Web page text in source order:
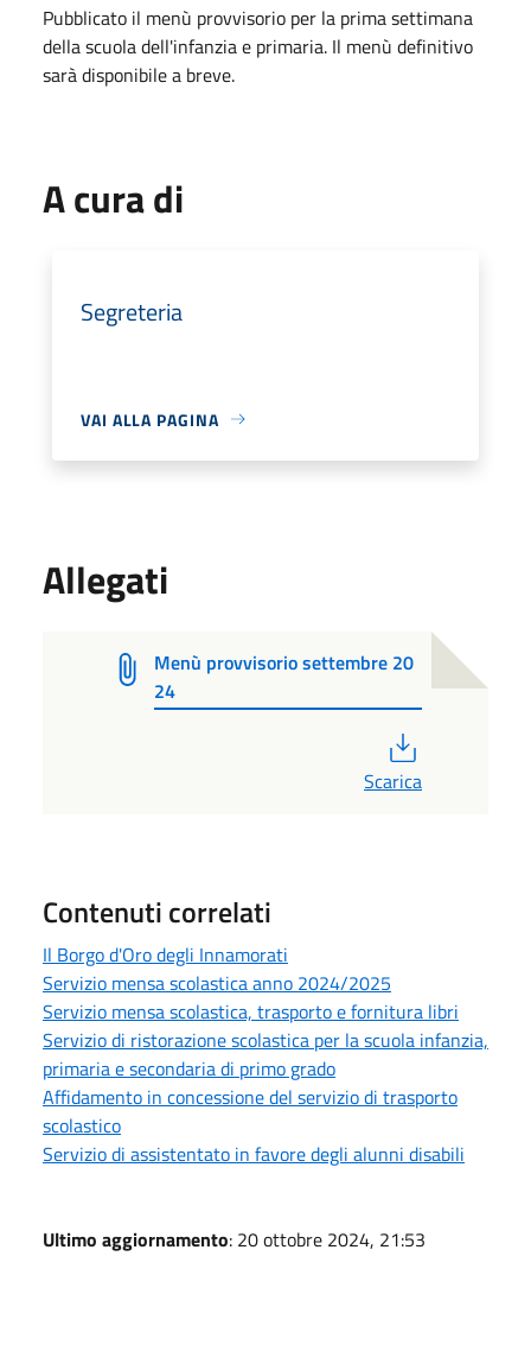
Pubblicato il menù provvisorio per la prima settimana
della scuola dell'infanzia e primaria. Il menù definitivo
sarà disponibile a breve.
A cura di
Segreteria
VAI ALLA PAGINA
Allegati
Menù provvisorio settembre 20
24
Scarica
Contenuti correlati
Il Borgo d'Oro degli Innamorati
Servizio mensa scolastica anno 2024/2025
Servizio mensa scolastica, trasporto e fornitura libri
Servizio di ristorazione scolastica per la scuola infanzia,
primaria e secondaria di primo grado
Affidamento in concessione del servizio di trasporto
scolastico
Servizio di assistentato in favore degli alunni disabili
Ultimo aggiornamento: 20 ottobre 2024, 21:53